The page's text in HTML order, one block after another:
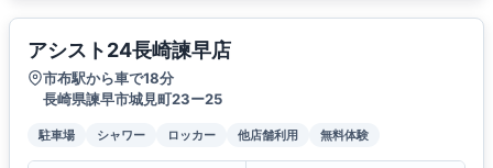
アシスト24長崎諫早店
市布駅から車で18分
長崎県諫早市城見町23ー25
駐車場 シャワー ロッカー 他店舗利用 無料体験